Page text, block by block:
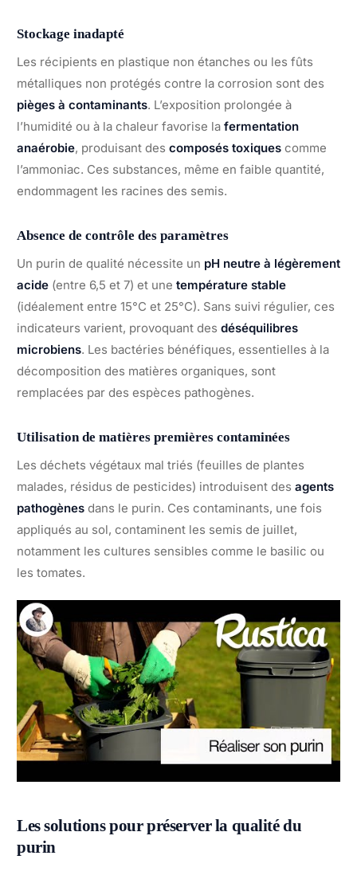
Stockage inadapté
Les récipients en plastique non étanches ou les fûts
métalliques non protégés contre la corrosion sont des
pièges à contaminants. L’exposition prolongée à
l’humidité ou à la chaleur favorise la fermentation
anaérobie, produisant des composés toxiques comme
l’ammoniac. Ces substances, même en faible quantité,
endommagent les racines des semis.
Absence de contrôle des paramètres
Un purin de qualité nécessite un pH neutre à légèrement
acide (entre 6,5 et 7) et une température stable
(idéalement entre 15°C et 25°C). Sans suivi régulier, ces
indicateurs varient, provoquant des déséquilibres
microbiens. Les bactéries bénéfiques, essentielles à la
décomposition des matières organiques, sont
remplacées par des espèces pathogènes.
Utilisation de matières premières contaminées
Les déchets végétaux mal triés (feuilles de plantes
malades, résidus de pesticides) introduisent des agents
pathogènes dans le purin. Ces contaminants, une fois
appliqués au sol, contaminent les semis de juillet,
notamment les cultures sensibles comme le basilic ou
les tomates.
Les solutions pour préserver la qualité du
purin